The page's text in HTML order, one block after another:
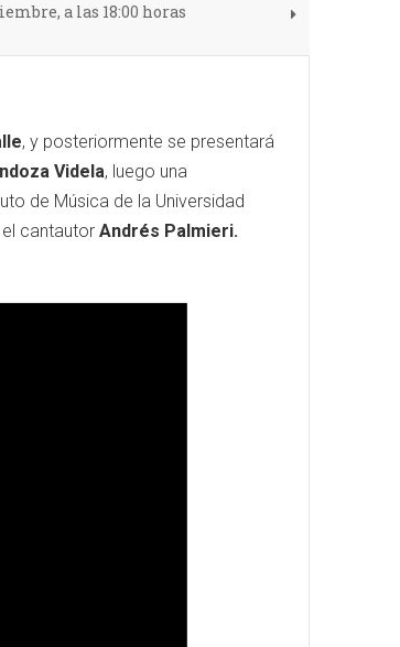
a las 18:00 horas
, y posteriormente se presentará
Videla, luego una
de Música de la Universidad
el cantautor Andrés Palmieri.